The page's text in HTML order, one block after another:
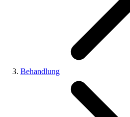
Behandlung